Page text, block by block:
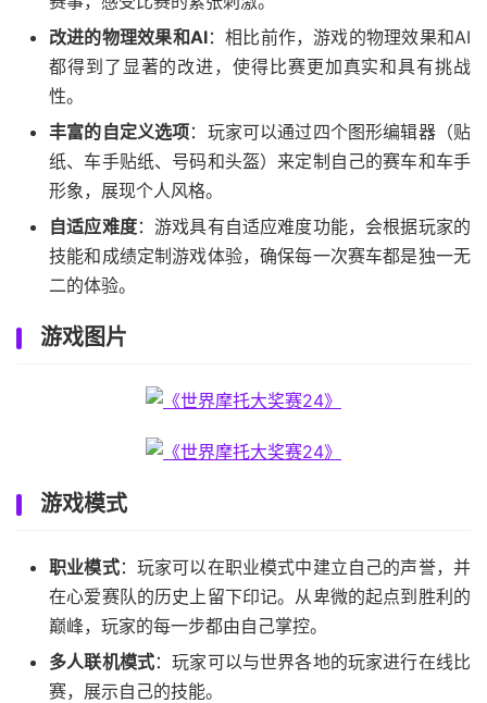
改进的物理效果和AI：相比前作，游戏的物理效果和AI
都得到了显著的改进，使得比赛更加真实和具有挑战
性。
丰富的自定义选项：玩家可以通过四个图形编辑器（贴
纸、车手贴纸、号码和头盔）来定制自己的赛车和车手
形象，展现个人风格。
自适应难度：游戏具有自适应难度功能，会根据玩家的
技能和成绩定制游戏体验，确保每一次赛车都是独一无
二的体验。
游戏图片
游戏模式
职业模式：玩家可以在职业模式中建立自己的声誉，并
在心爱赛队的历史上留下印记。从卑微的起点到胜利的
巅峰，玩家的每一步都由自己掌控。
多人联机模式：玩家可以与世界各地的玩家进行在线比
赛，展示自己的技能。